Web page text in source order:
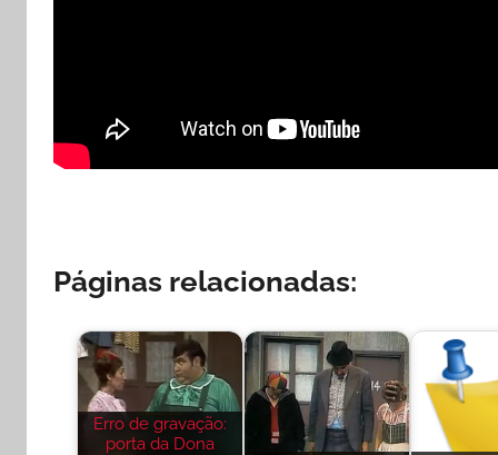
Páginas relacionadas:
Erro de gravação:
porta da Dona